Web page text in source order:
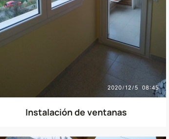
Instalación de ventanas